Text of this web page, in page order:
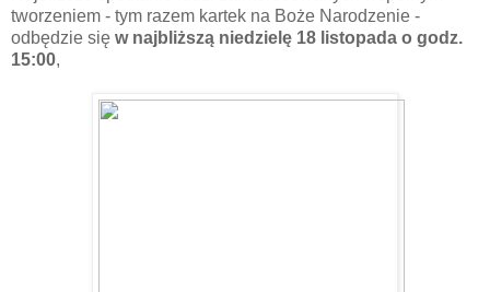
tworzeniem - tym razem kartek na Boże Narodzenie -
odbędzie się w najbliższą niedzielę 18 listopada o godz.
15:00,